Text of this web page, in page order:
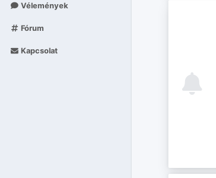
Vélemények
Fórum
Kapcsolat